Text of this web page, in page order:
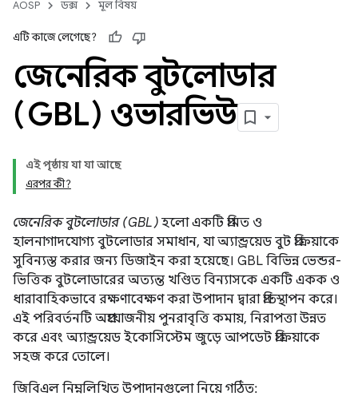
AOSP ডক্স মূল বিষয়
এটি কাজে লেগেছে?
জেনেরিক বুটলোডার
(GBL) ওভারভিউ
এই পৃষ্ঠায় যা যা আছে
এরপর কী?
জেনেরিক বুটলোডার (GBL) হলো একটি প্রমিত ও
হালনাগাদযোগ্য বুটলোডার সমাধান, যা অ্যান্ড্রয়েড বুট প্রক্রিয়াকে
সুবিন্যস্ত করার জন্য ডিজাইন করা হয়েছে। GBL বিভিন্ন ভেন্ডর-
ভিত্তিক বুটলোডারের অত্যন্ত খণ্ডিত বিন্যাসকে একটি একক ও
ধারাবাহিকভাবে রক্ষণাবেক্ষণ করা উপাদান দ্বারা প্রতিস্থাপন করে।
এই পরিবর্তনটি অপ্রয়োজনীয় পুনরাবৃত্তি কমায়, নিরাপত্তা উন্নত
করে এবং অ্যান্ড্রয়েড ইকোসিস্টেম জুড়ে আপডেট প্রক্রিয়াকে
সহজ করে তোলে।
জিবিএল নিম্নলিখিত উপাদানগুলো নিয়ে গঠিত: